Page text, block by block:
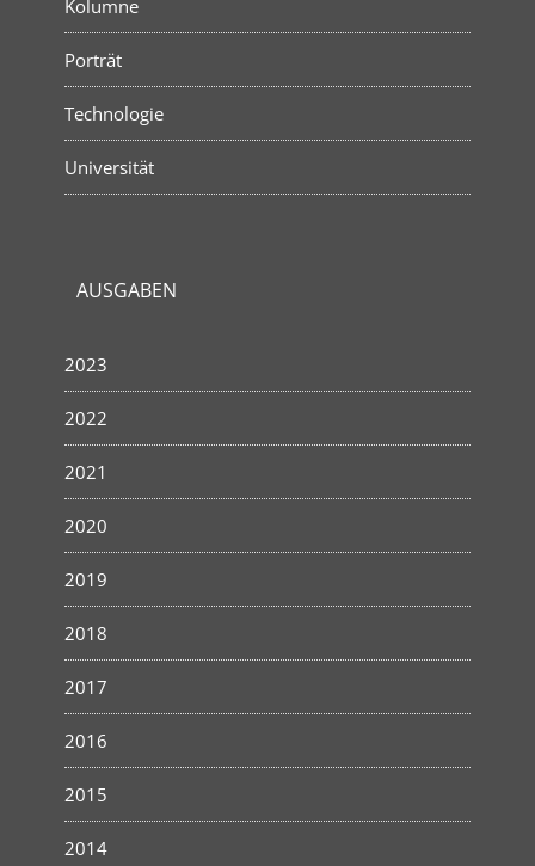
Kolumne
Porträt
Technologie
Universität
AUSGABEN
2023
2022
2021
2020
2019
2018
2017
2016
2015
2014